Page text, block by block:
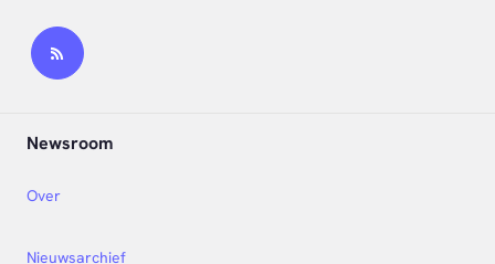
Newsroom
Nieuwsarchief
Over